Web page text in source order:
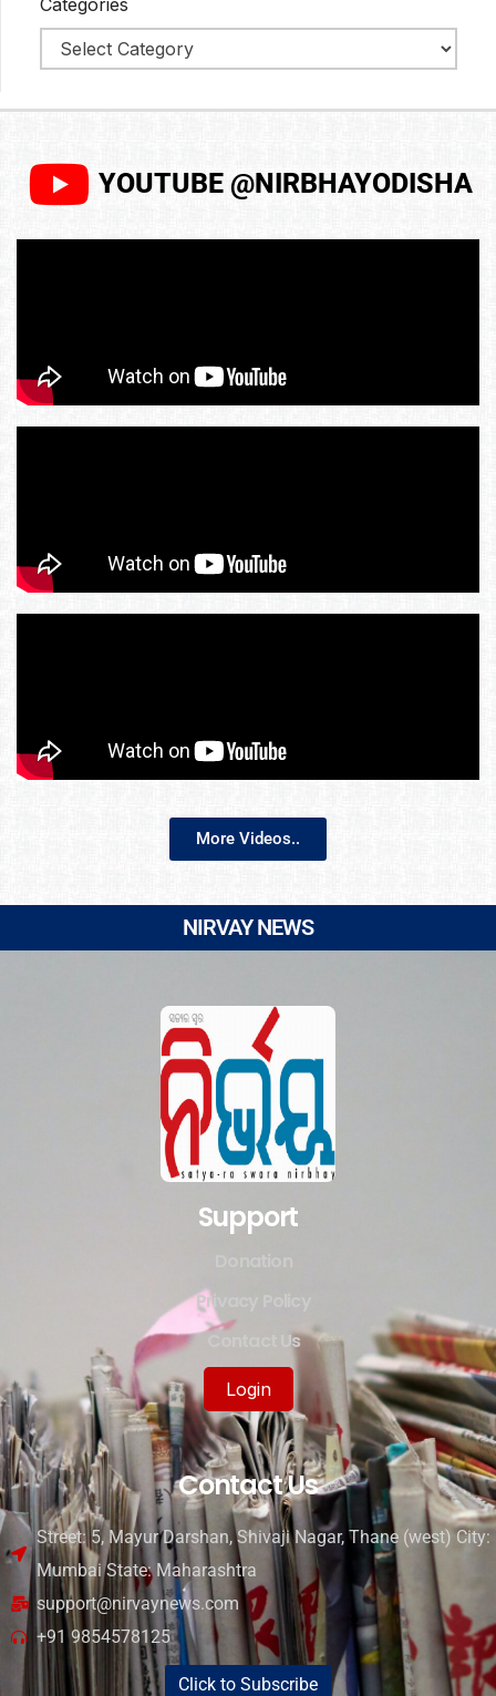
YOUTUBE @NIRBHAYODISHA
More Videos..
NIRVAY NEWS
Support
Privacy Policy
Contact Us
Login
Contact Us
Street: 5, Mayur Darshan, Shivaji Nagar, Thane (west) City:
Mumbai State: Maharashtra
support@nirvaynews.com
+91 9854578125
Click to Subscribe